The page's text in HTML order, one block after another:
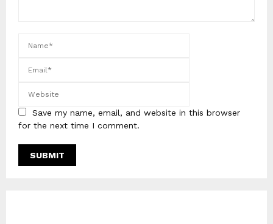
Save my name, email, and website in this browser
for the next time I comment.